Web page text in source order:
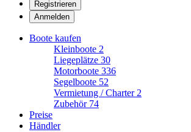
Registrieren
Anmelden
Boote kaufen
Kleinboote 2
Liegeplätze 30
Motorboote 336
Segelboote 52
Vermietung / Charter 2
Zubehör 74
Preise
Händler